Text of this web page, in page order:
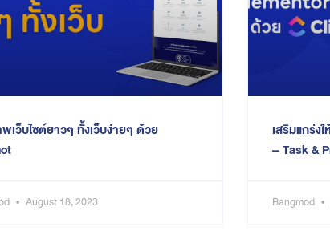
เว็บไซต์ยาวๆ ทั้งเว็บง่ายๆ ด้วย
August 18, 2023
เสริมแกร่ง
– Task &
Bangmod